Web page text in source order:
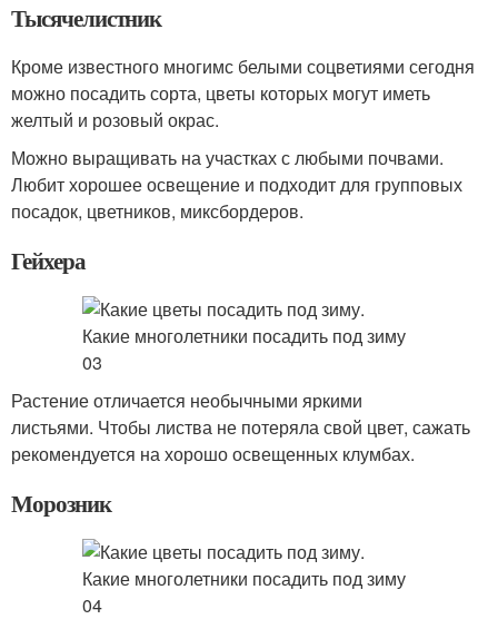
Тысячелистник
Кроме известного многимс белыми соцветиями сегодня
можно посадить сорта, цветы которых могут иметь
желтый и розовый окрас.
Можно выращивать на участках с любыми почвами.
Любит хорошее освещение и подходит для групповых
посадок, цветников, миксбордеров.
Гейхера
Растение отличается необычными яркими
листьями. Чтобы листва не потеряла свой цвет, сажать
рекомендуется на хорошо освещенных клумбах.
Морозник